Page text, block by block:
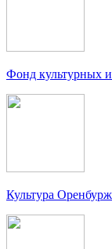
Фонд культурных
Культура